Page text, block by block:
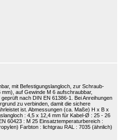
mit Befestigungslangloch, zur Schraub-
auf Gewinde M 6 aufschraubbar,
nach DIN EN 61386-1. Bei Anreihungen
zu verbinden, damit die sichere
ist. Abmessungen (ca. Maße) H x B x
: 4,5 x 12,4 mm für Kabel-Ø : 25 - 26
60423 : M 25 Einsatztemperaturbereich :
Farbton : lichtgrau RAL : 7035 (ähnlich)